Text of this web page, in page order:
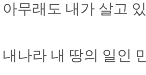
아무래도 내가 살고
내나라 내 땅의 일인